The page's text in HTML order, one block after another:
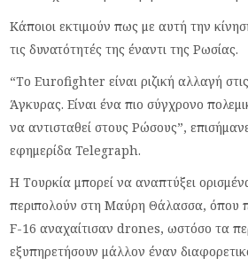
Κάποιοι εκτιμούν πως με αυτή την
τις δυνατότητές της έναντι της Ρωσίας.
“Το Eurofighter είναι ριζική αλλαγή
Άγκυρας. Είναι ένα πιο σύγχρονο
να αντισταθεί στους Ρώσους”,
εφημερίδα Telegraph.
Η Τουρκία μπορεί να αναπτύξει
περιπολούν στη Μαύρη Θάλασσα, όπου
F-16 αναχαίτισαν drones, ωστόσο τα
εξυπηρετήσουν μάλλον έναν